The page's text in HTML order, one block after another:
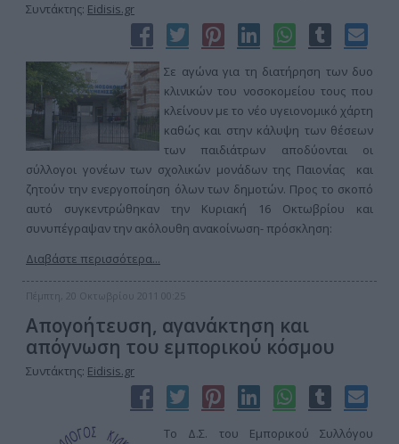
Συντάκτης: Eidisis.gr
Σε αγώνα για τη διατήρηση των δυο
κλινικών του νοσοκομείου τους που
κλείνουν με το νέο υγειονομικό χάρτη
καθώς και στην κάλυψη των θέσεων
των παιδιάτρων αποδύονται οι
σύλλογοι γονέων των σχολικών μονάδων της Παιονίας και
ζητούν την ενεργοποίηση όλων των δημοτών. Προς το σκοπό
αυτό συγκεντρώθηκαν την Κυριακή 16 Οκτωβρίου και
συνυπέγραψαν την ακόλουθη ανακοίνωση- πρόσκληση:
Διαβάστε περισσότερα...
Πέμπτη, 20 Οκτωβρίου 2011 00:25
Απογοήτευση, αγανάκτηση και
απόγνωση του εμπορικού κόσμου
Συντάκτης: Eidisis.gr
Το Δ.Σ. του Εμπορικού Συλλόγου